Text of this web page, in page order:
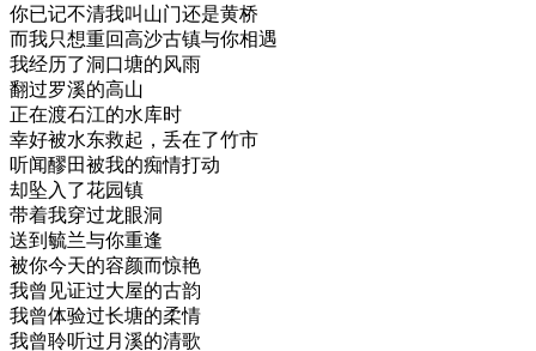
你已记不清我叫山门还是黄桥
而我只想重回高沙古镇与你相遇
我经历了洞口塘的风雨
翻过罗溪的高山
正在渡石江的水库时
幸好被水东救起，丢在了竹市
听闻醪田被我的痴情打动
却坠入了花园镇
带着我穿过龙眼洞
送到毓兰与你重逢
被你今天的容颜而惊艳
我曾见证过大屋的古韵
我曾体验过长塘的柔情
我曾聆听过月溪的清歌